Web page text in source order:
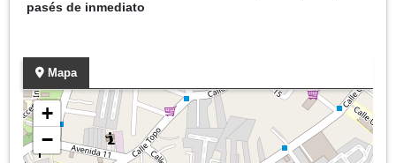
pasés de inmediato
Mapa
+
−